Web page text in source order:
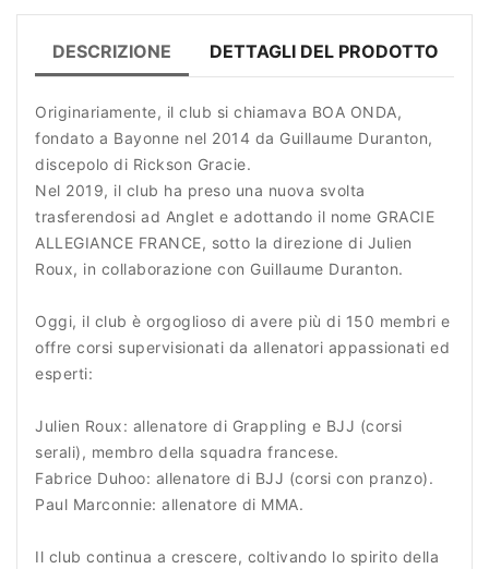
DESCRIZIONE DETTAGLI DEL PRODOTTO
Originariamente, il club si chiamava BOA ONDA,
fondato a Bayonne nel 2014 da Guillaume Duranton,
discepolo di Rickson Gracie.
Nel 2019, il club ha preso una nuova svolta
trasferendosi ad Anglet e adottando il nome GRACIE
ALLEGIANCE FRANCE, sotto la direzione di Julien
Roux, in collaborazione con Guillaume Duranton.
Oggi, il club è orgoglioso di avere più di 150 membri e
offre corsi supervisionati da allenatori appassionati ed
esperti:
Julien Roux: allenatore di Grappling e BJJ (corsi
serali), membro della squadra francese.
Fabrice Duhoo: allenatore di BJJ (corsi con pranzo).
Paul Marconnie: allenatore di MMA.
Il club continua a crescere, coltivando lo spirito della